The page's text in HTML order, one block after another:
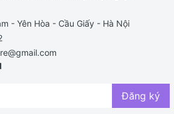
- Yên Hòa - Cầu Giấy - Hà Nội
Đăng ký